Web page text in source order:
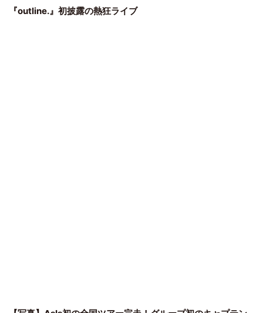
『outline.』初披露の熱狂ライブ